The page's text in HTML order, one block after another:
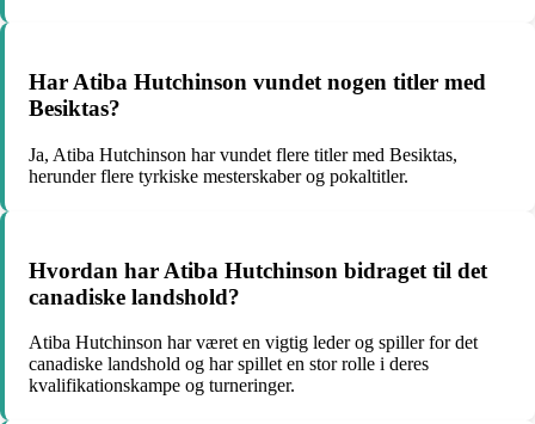
Har Atiba Hutchinson vundet nogen titler med
Besiktas?
Ja, Atiba Hutchinson har vundet flere titler med Besiktas,
herunder flere tyrkiske mesterskaber og pokaltitler.
Hvordan har Atiba Hutchinson bidraget til det
canadiske landshold?
Atiba Hutchinson har været en vigtig leder og spiller for det
canadiske landshold og har spillet en stor rolle i deres
kvalifikationskampe og turneringer.